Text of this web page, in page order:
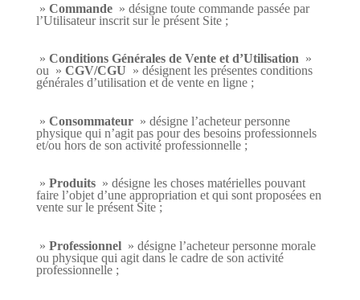
» Commande » désigne toute commande passée par
l’Utilisateur inscrit sur le présent Site ;
» Conditions Générales de Vente et d’Utilisation »
ou » CGV/CGU » désignent les présentes conditions
générales d’utilisation et de vente en ligne ;
» Consommateur » désigne l’acheteur personne
physique qui n’agit pas pour des besoins professionnels
et/ou hors de son activité professionnelle ;
» Produits » désigne les choses matérielles pouvant
faire l’objet d’une appropriation et qui sont proposées en
vente sur le présent Site ;
» Professionnel » désigne l’acheteur personne morale
ou physique qui agit dans le cadre de son activité
professionnelle ;